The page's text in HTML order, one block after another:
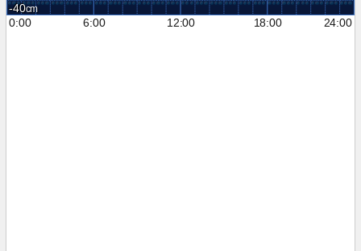
-40
0:00
6:00 12:00 18:00 24:00